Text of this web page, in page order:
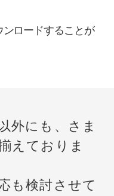
ンロードすることが
外にも、さま
えておりま
も検討させて